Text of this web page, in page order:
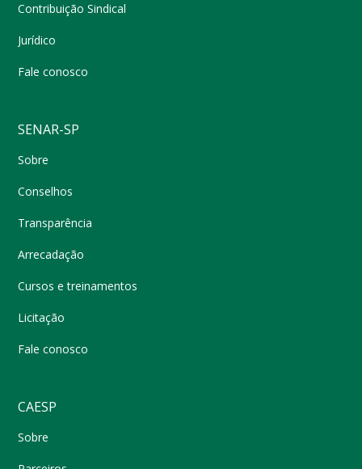
Contribuição Sindical
Jurídico
Fale conosco
SENAR-SP
Sobre
Conselhos
Transparência
Arrecadação
Cursos e treinamentos
Licitação
Fale conosco
CAESP
Sobre